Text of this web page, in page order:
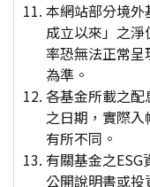
本網站部分境外
成立以來」之
率恐無法正常
為準。
各基金所載之
之日期，實際
有所不同。
有關基金之
公開說明書或